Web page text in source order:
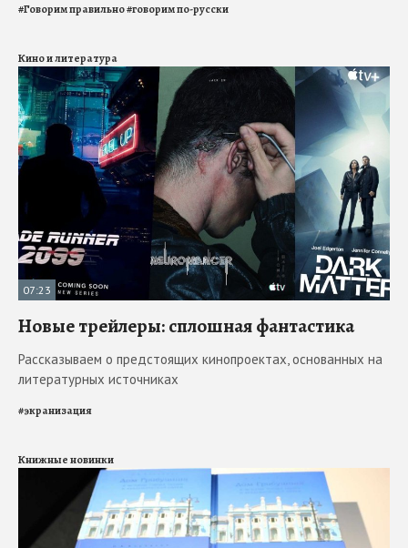
#Говорим правильно#говорим по-русски
Кино и литература
07:23
Новые трейлеры: сплошная фантастика
Рассказываем о предстоящих кинопроектах, основанных на
литературных источниках
#экранизация
Книжные новинки